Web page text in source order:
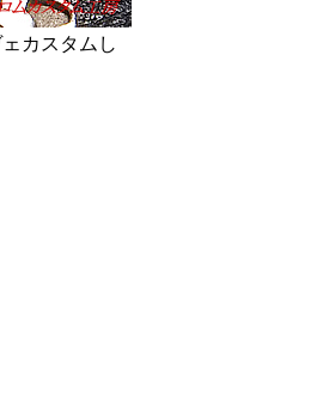
カスタムし